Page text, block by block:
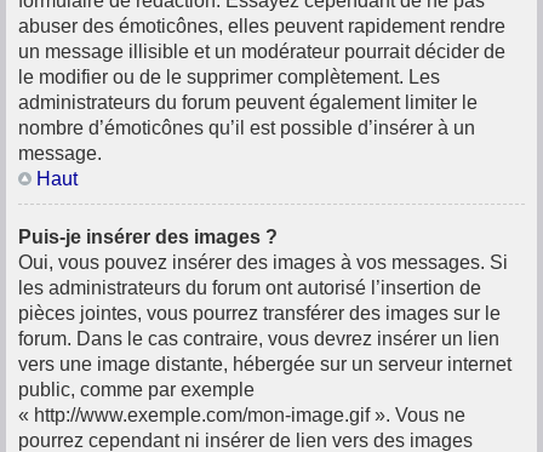
abuser des émoticônes, elles peuvent rapidement rendre
un message illisible et un modérateur pourrait décider de
le modifier ou de le supprimer complètement. Les
administrateurs du forum peuvent également limiter le
nombre d’émoticônes qu’il est possible d’insérer à un
message.
Haut
Puis-je insérer des images ?
Oui, vous pouvez insérer des images à vos messages. Si
les administrateurs du forum ont autorisé l’insertion de
pièces jointes, vous pourrez transférer des images sur le
forum. Dans le cas contraire, vous devrez insérer un lien
vers une image distante, hébergée sur un serveur internet
public, comme par exemple
« http://www.exemple.com/mon-image.gif ». Vous ne
pourrez cependant ni insérer de lien vers des images